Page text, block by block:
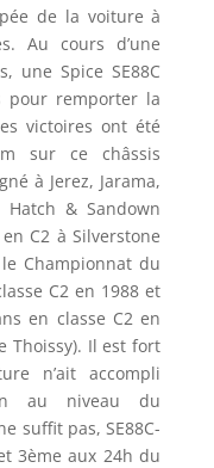
de la voiture à
Au cours d’une
une Spice SE88C
pour remporter la
victoires ont été
sur ce châssis
à Jerez, Jarama,
& Sandown
C2 à Silverstone
Championnat du
C2 en 1988 et
en classe C2 en
Thoissy). Il est fort
n’ait accompli
au niveau du
suffit pas, SE88C-
3ème aux 24h du